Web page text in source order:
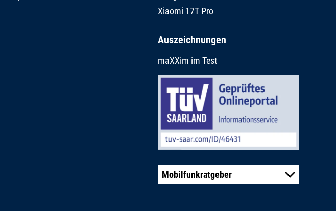
Xiaomi 17T Pro
Auszeichnungen
maXXim im Test
Mobilfunkratgeber